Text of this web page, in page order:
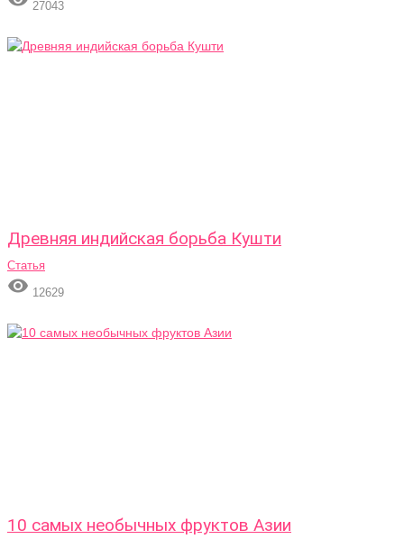
27043
Древняя индийская борьба Кушти
Статья
 12629
10 самых необычных фруктов Азии